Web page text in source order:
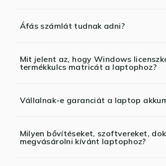
Áfás számlát tudnak adni?
Mit jelent az, hogy Windows
termékkulcs matricát a laptophoz?
Vállalnak-e garanciát a laptop
Milyen bővítéseket, szoftvereket,
megvásárolni kívánt laptophoz?